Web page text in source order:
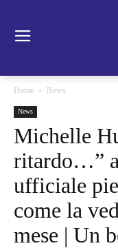
Home News
News
Michelle
ritardo…”
ufficiale
come la
mese | Un